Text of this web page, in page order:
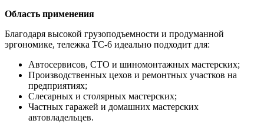
Область применения
Благодаря высокой грузоподъемности и продуманной
эргономике, тележка ТС-6 идеально подходит для:
Автосервисов, СТО и шиномонтажных мастерских;
Производственных цехов и ремонтных участков на
предприятиях;
Слесарных и столярных мастерских;
Частных гаражей и домашних мастерских
автовладельцев.